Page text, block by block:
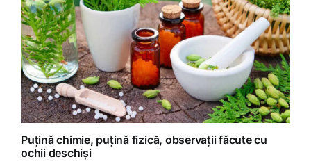
Puțină chimie, puțină fizică, observații făcute cu
ochii deschiși